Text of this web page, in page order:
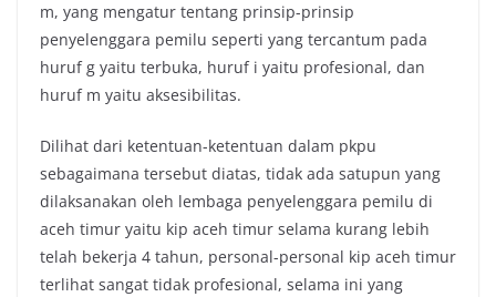
m, yang mengatur tentang prinsip-prinsip
penyelenggara pemilu seperti yang tercantum pada
huruf g yaitu terbuka, huruf i yaitu profesional, dan
huruf m yaitu aksesibilitas.
Dilihat dari ketentuan-ketentuan dalam pkpu
sebagaimana tersebut diatas, tidak ada satupun yang
dilaksanakan oleh lembaga penyelenggara pemilu di
aceh timur yaitu kip aceh timur selama kurang lebih
telah bekerja 4 tahun, personal-personal kip aceh timur
terlihat sangat tidak profesional, selama ini yang